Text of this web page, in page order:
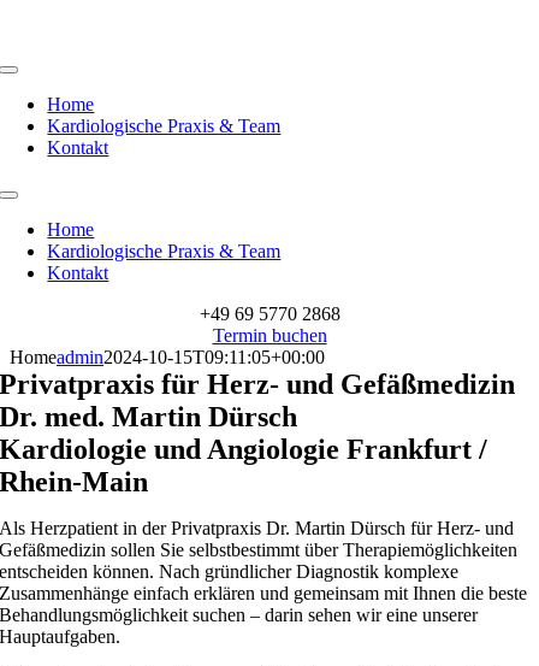
springen
Toggle
NavigationHome
Kardiologische Praxis & Team
Kontakt
Toggle
NavigationHome
Kardiologische Praxis & Team
Kontakt
+49 69 5770 2868
Termin buchen
Homeadmin2024-10-15T09:11:05+00:00
Privatpraxis für Herz- und Gefäßmedizin
Dr. med. Martin Dürsch
Kardiologie und Angiologie Frankfurt /
Rhein-Main
Als Herzpatient in der Privatpraxis Dr. Martin Dürsch für Herz- und
Gefäßmedizin sollen Sie selbstbestimmt über Therapiemöglichkeiten
entscheiden können. Nach gründlicher Diagnostik komplexe
Zusammenhänge einfach erklären und gemeinsam mit Ihnen die beste
Behandlungsmöglichkeit suchen – darin sehen wir eine unserer
Hauptaufgaben.